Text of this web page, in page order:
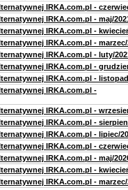
IRKA.com.pl -
IRKA.com.pl - maj/
IRKA.com.pl -
IRKA.com.pl - marzec/
IRKA.com.pl - luty/
IRKA.com.pl -
IRKA.com.pl -
IRKA.com.pl -
IRKA.com.pl -
IRKA.com.pl -
IRKA.com.pl - lipiec/
IRKA.com.pl -
IRKA.com.pl - maj/
IRKA.com.pl -
IRKA.com.pl - marzec/